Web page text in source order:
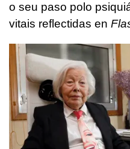
o seu paso polo
vitais reflectidas en